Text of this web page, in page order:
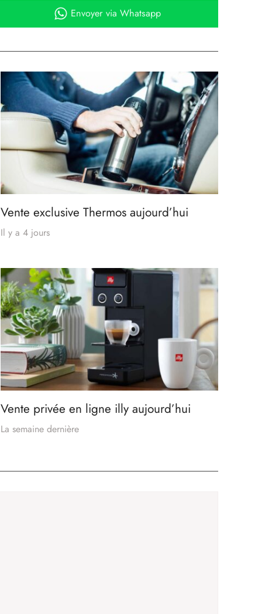
Envoyervia Whatsapp
Vente exclusive Thermos aujourd’hui
Il y a 4 jours
Vente privée en ligne illy aujourd’hui
La semaine dernière